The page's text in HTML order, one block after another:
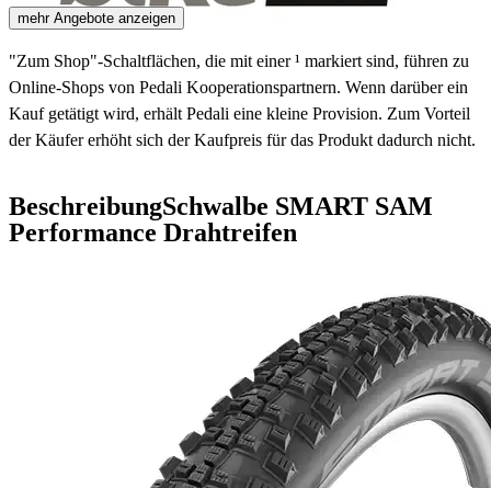
mehr Angebote anzeigen
"Zum Shop"-Schaltflächen, die mit einer ¹ markiert sind, führen zu
Online-Shops von Pedali Kooperationspartnern. Wenn darüber ein
Kauf getätigt wird, erhält Pedali eine kleine Provision. Zum Vorteil
der Käufer erhöht sich der Kaufpreis für das Produkt dadurch nicht.
BeschreibungSchwalbe SMART SAM
Performance Drahtreifen